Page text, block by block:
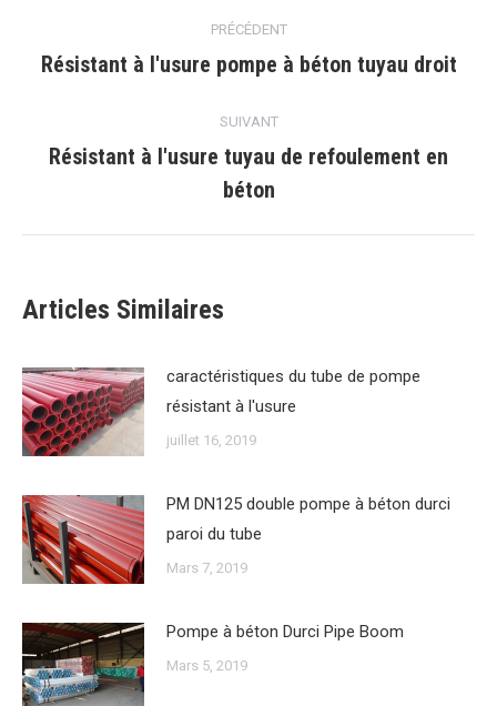
article
PRÉCÉDENT
Article
:
Résistant à l'usure pompe à béton tuyau droit
SUIVANT
Article
suivant
:
Résistant à l'usure tuyau de refoulement en
béton
Articles Similaires
caractéristiques du tube de pompe
résistant à l'usure
juillet 16, 2019
PM DN125 double pompe à béton durci
paroi du tube
Mars 7, 2019
Pompe à béton Durci Pipe Boom
Mars 5, 2019